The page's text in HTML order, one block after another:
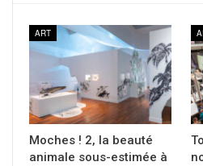
ART
Moches ! 2, la beauté
animale sous-estimée à